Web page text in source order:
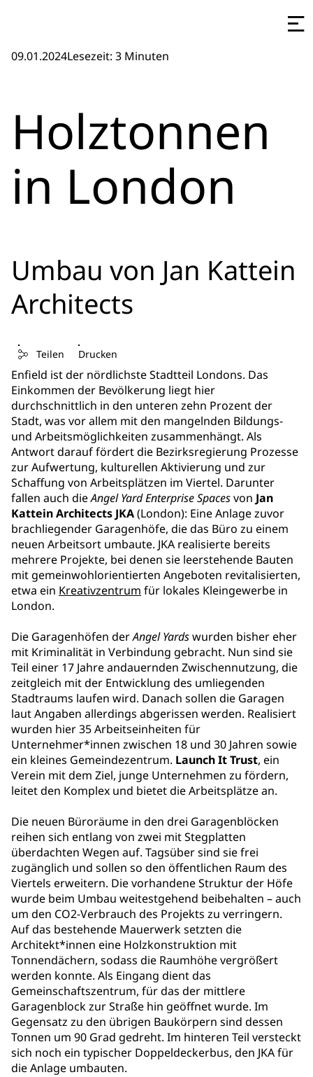
09.01.2024Lesezeit: 3 Minuten
Holztonnen
in London
Umbau von Jan Kattein
Architects
Teilen Drucken
Enfield ist der nördlichste Stadtteil Londons. Das
Einkommen der Bevölkerung liegt hier
durchschnittlich in den unteren zehn Prozent der
Stadt, was vor allem mit den mangelnden Bildungs-
und Arbeitsmöglichkeiten zusammenhängt. Als
Antwort darauf fördert die Bezirksregierung Prozesse
zur Aufwertung, kulturellen Aktivierung und zur
Schaffung von Arbeitsplätzen im Viertel. Darunter
fallen auch dieAngel Yard Enterprise Spacesvon Jan
Kattein Architects JKA(London): Eine Anlage zuvor
brachliegender Garagenhöfe, die das Büro zu einem
neuen Arbeitsort umbaute. JKA realisierte bereits
mehrere Projekte, bei denen sie leerstehende Bauten
mit gemeinwohlorientierten Angeboten revitalisierten,
etwa ein Kreativzentrum für lokales Kleingewerbe in
London.
Die Garagenhöfen derAngel Yardswurden bisher eher
mit Kriminalität in Verbindung gebracht. Nun sind sie
Teil einer 17 Jahre andauernden Zwischennutzung, die
zeitgleich mit der Entwicklung des umliegenden
Stadtraums laufen wird. Danach sollen die Garagen
laut Angaben allerdings abgerissen werden. Realisiert
wurden hier 35 Arbeitseinheiten für
Unternehmer*innen zwischen 18 und 30 Jahren sowie
ein kleines Gemeindezentrum. Launch It Trust, ein
Verein mit dem Ziel, junge Unternehmen zu fördern,
leitet den Komplex und bietet die Arbeitsplätze an.
Die neuen Büroräume in den drei Garagenblöcken
reihen sich entlang von zwei mit Stegplatten
überdachten Wegen auf. Tagsüber sind sie frei
zugänglich und sollen so den öffentlichen Raum des
Viertels erweitern. Die vorhandene Struktur der Höfe
wurde beim Umbau weitestgehend beibehalten – auch
um den CO2-Verbrauch des Projekts zu verringern.
Auf das bestehende Mauerwerk setzten die
Architekt*innen eine Holzkonstruktion mit
Tonnendächern, sodass die Raumhöhe vergrößert
werden konnte. Als Eingang dient das
Gemeinschaftszentrum, für das der mittlere
Garagenblock zur Straße hin geöffnet wurde. Im
Gegensatz zu den übrigen Baukörpern sind dessen
Tonnen um 90 Grad gedreht. Im hinteren Teil versteckt
sich noch ein typischer Doppeldeckerbus, den JKA für
die Anlage umbauten.